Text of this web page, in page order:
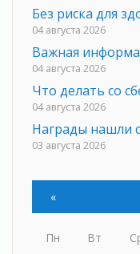
Без риска для
04 августа 2026
Важная
04 августа 2026
Что делать со
04 августа 2026
Награды нашли
03 августа 2026
труда в ЖКХ
03 августа 2026
03 августа 2026
«
Пн Вт